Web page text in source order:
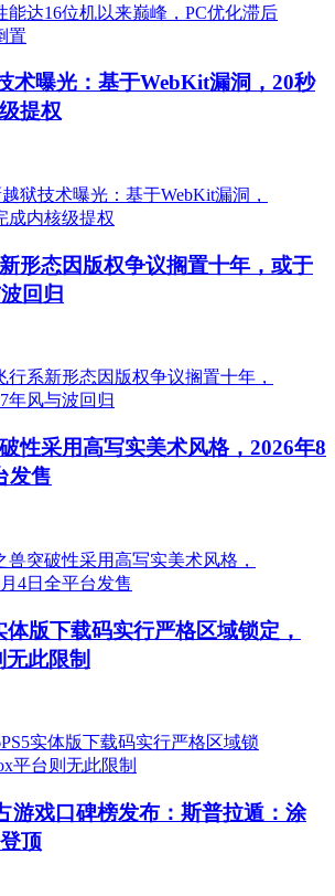
术曝光：基于WebKit漏洞，20秒
提权
形态因版权争议搁置十年，或于
回归
性采用高写实美术风格，2026年8
发售
体版下载码实行严格区域锁定，
此限制
游戏口碑榜发布：斯普拉遁：涂
顶